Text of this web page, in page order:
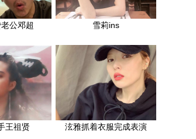
公邓超 雪莉ins
王祖贤 泫雅抓着衣服完成表演